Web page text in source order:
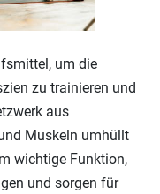
um die
zu trainieren und
aus
Muskeln umhüllt
wichtige Funktion,
und sorgen für